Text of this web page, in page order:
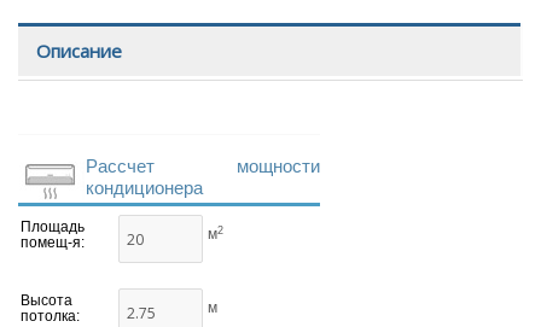
Описание
Рассчет мощности
кондиционера
Площадь
помещ-я:
м2
Высота
потолка:
м